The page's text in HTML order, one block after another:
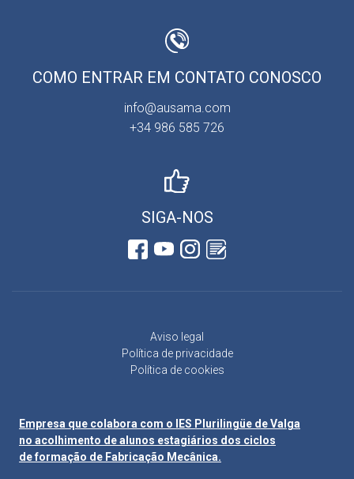
COMO ENTRAR EM CONTATO CONOSCO
info@ausama.com
+34 986 585 726
SIGA-NOS
Aviso legal
Política de privacidade
Política de cookies
Empresa que colabora com o IES Plurilingüe de Valga
no acolhimento de alunos estagiários dos ciclos
de formação de Fabricação Mecânica.